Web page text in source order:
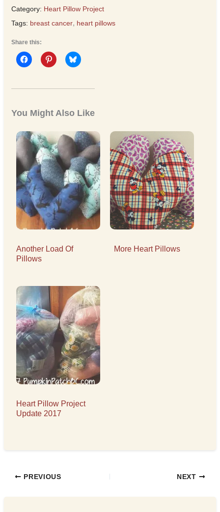
Category: Heart Pillow Project
Tags: breast cancer, heart pillows
Share this:
You Might Also Like
Another Load Of
Pillows
More Heart Pillows
Heart Pillow Project
Update 2017
PREVIOUS NEXT